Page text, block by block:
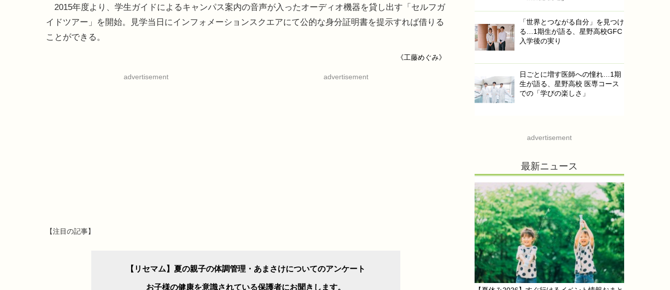
2015年度より、学生ガイドによるキャンパス案内の音声が入ったオーディオ機器を貸し出す「セルフガ
イドツアー」を開始。見学当日にインフォメーションスクエアにて公的な身分証明書を提示すれば借りる
ことができる。
《工藤めぐみ》
advertisement advertisement
【注目の記事】
【リセマム】夏の親子の体調管理・あまさけについてのアンケート
お子様の健康を意識されている保護者にお聞きします。
「世界とつながる自分」を見つけ
る…1期生が語る、星野高校GFC
入学後の実り
日ごとに増す医師への憧れ…1期
生が語る、星野高校 医専コース
での「学びの楽しさ」
advertisement
最新ニュース